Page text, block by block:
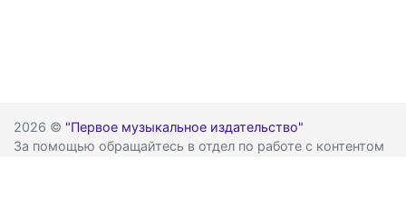
2026 © "Первое музыкальное издательство"
За помощью обращайтесь в отдел по работе с контентом